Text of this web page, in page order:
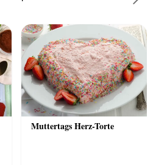
Muttertags Herz-Torte